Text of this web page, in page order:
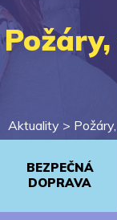
Aktuality >
BEZPEČNÁ
DOPRAVA